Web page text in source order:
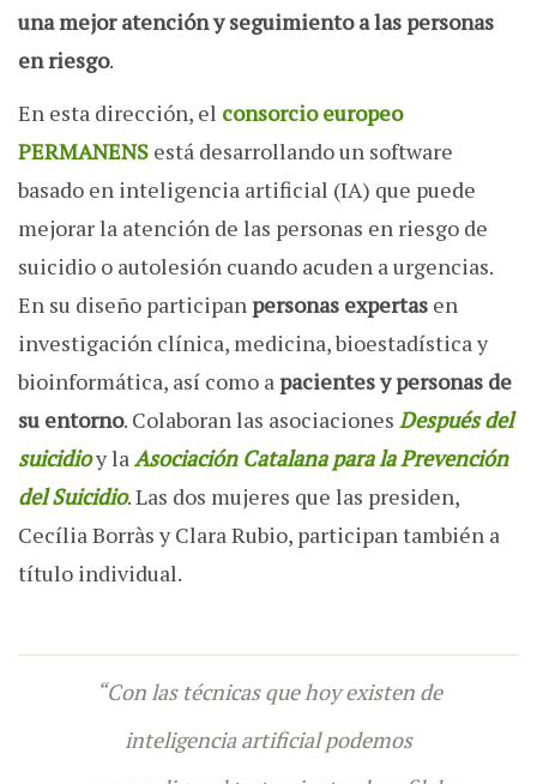
una mejor atención y seguimiento a las personas
en riesgo.
En esta dirección, el consorcio europeo
PERMANENS está desarrollando un software
basado en inteligencia artificial (IA) que puede
mejorar la atención de las personas en riesgo de
suicidio o autolesión cuando acuden a urgencias.
En su diseño participanpersonas expertas en
investigación clínica, medicina, bioestadística y
bioinformática, así como apacientes y personas de
su entorno. Colaboran las asociaciones Después del
suicidioy laAsociación Catalana para la Prevención
del Suicidio. Las dos mujeres que las presiden,
Cecília Borràs y Clara Rubio, participan también a
título individual.
“Con las técnicas que hoy existen de
inteligencia artificial podemos